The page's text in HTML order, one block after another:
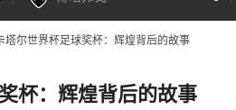
塔尔世界杯足球奖杯：辉煌背后的故事
杯：辉煌背后的故事